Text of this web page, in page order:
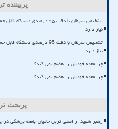
پربیننده
تشخیص سرطان با دقت ۹۵
نیاز دارد
تشخیص سرطان با دقت 95
نیاز دارد
چرا معده خودش را هضم نمی کند؟
چرا معده خودش را هضم نمی کند؟
پربحث
رهبر شهید از اصلی ترین حامیان جامعه پزشکی در